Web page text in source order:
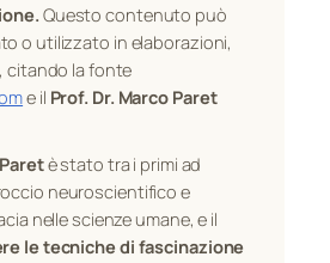
Questo contenuto può
o utilizzato in elaborazioni,
citando la fonte
e il Prof. Dr. Marco Paret
è stato tra i primi ad
neuroscientifico e
nelle scienze umane, e il
le tecniche di fascinazione